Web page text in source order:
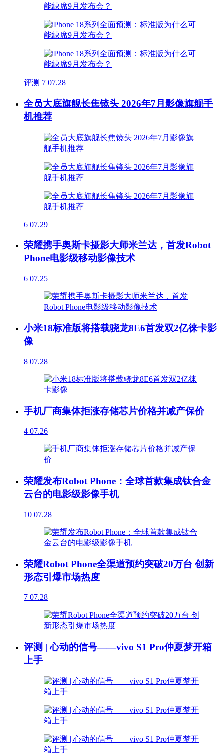
评测 7 07.28
全员大底旗舰长焦镜头 2026年7月影像旗舰手
机推荐
6 07.29
荣耀携手奥斯卡摄影大师米兰达，首发Robot
Phone电影级移动影像技术
6 07.25
小米18标准版将搭载骁龙8E6首发双2亿徕卡影
像
8 07.28
手机厂商集体拒涨存储芯片价格并减产保价
4 07.26
荣耀发布Robot Phone：全球首款集成钛合金
云台的电影级影像手机
10 07.28
荣耀Robot Phone全渠道预约突破20万台 创新
形态引爆市场热度
7 07.28
评测 | 心动的信号——vivo S1 Pro仲夏梦开箱
上手